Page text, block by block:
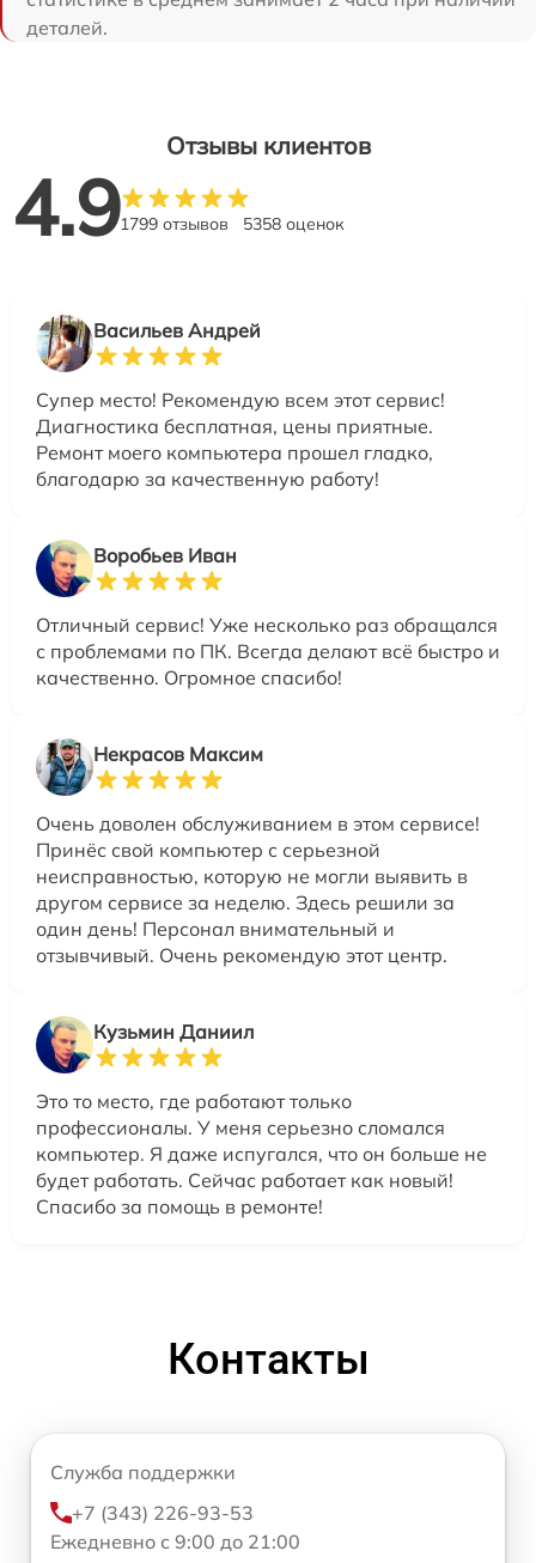
деталей.
Отзывы клиентов
4.91799 отзывов 5358 оценок
Васильев Андрей
Супер место! Рекомендую всем этот сервис!
Диагностика бесплатная, цены приятные.
Ремонт моего компьютера прошел гладко,
благодарю за качественную работу!
Воробьев Иван
Отличный сервис! Уже несколько раз обращался
с проблемами по ПК. Всегда делают всё быстро и
качественно. Огромное спасибо!
Некрасов Максим
Очень доволен обслуживанием в этом сервисе!
Принёс свой компьютер с серьезной
неисправностью, которую не могли выявить в
другом сервисе за неделю. Здесь решили за
один день! Персонал внимательный и
отзывчивый. Очень рекомендую этот центр.
Кузьмин Даниил
Это то место, где работают только
профессионалы. У меня серьезно сломался
компьютер. Я даже испугался, что он больше не
будет работать. Сейчас работает как новый!
Спасибо за помощь в ремонте!
Контакты
Служба поддержки
+7 (343) 226-93-53
Ежедневно с 9:00 до 21:00